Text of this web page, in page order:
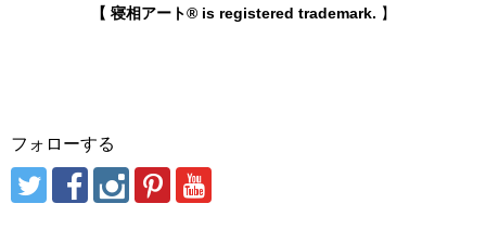
【 寝相アート® is registered trademark. 】
フォローする